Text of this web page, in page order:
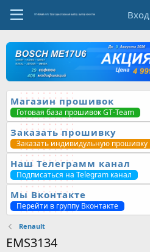
Вход
Магазин прошивок
Готовая база прошивок GT-Team
Заказать прошивку
Заказать индивидульную прошивку
Наш Телеграмм канал
Подписаться на Telegram канал
Мы Вконтакте
Перейти в группу Вконтакте
Renault
EMS3134